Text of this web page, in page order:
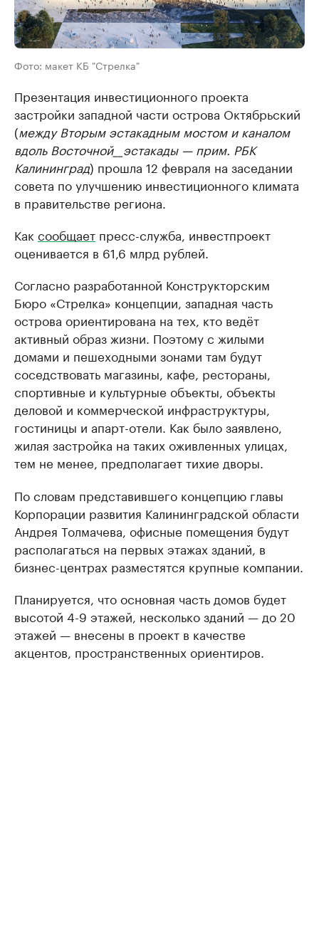
Фото: макет КБ "Стрелка"
Презентация инвестиционного проекта
застройки западной части острова Октябрьский
(между Вторым эстакадным мостом и каналом
вдоль Восточной__эстакады — прим. РБК
Калининград) прошла 12 февраля на заседании
совета по улучшению инвестиционного климата
в правительстве региона.
Как сообщает пресс-служба, инвестпроект
оценивается в 61,6 млрд рублей.
Согласно разработанной Конструкторским
Бюро «Стрелка» концепции, западная часть
острова ориентирована на тех, кто ведёт
активный образ жизни. Поэтому с жилыми
домами и пешеходными зонами там будут
соседствовать магазины, кафе, рестораны,
спортивные и культурные объекты, объекты
деловой и коммерческой инфраструктуры,
гостиницы и апарт-отели. Как было заявлено,
жилая застройка на таких оживленных улицах,
тем не менее, предполагает тихие дворы.
По словам представившего концепцию главы
Корпорации развития Калининградской области
Андрея Толмачева, офисные помещения будут
располагаться на первых этажах зданий, в
бизнес-центрах разместятся крупные компании.
Планируется, что основная часть домов будет
высотой 4-9 этажей, несколько зданий — до 20
этажей — внесены в проект в качестве
акцентов, пространственных ориентиров.